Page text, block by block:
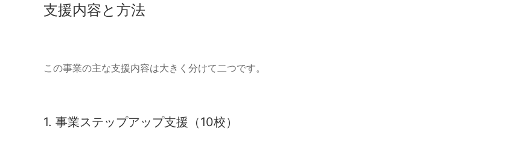
支援内容と方法
この事業の主な支援内容は大きく分けて二つです。
1. 事業ステップアップ支援（10校）